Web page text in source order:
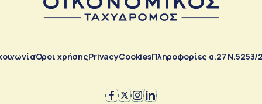
Όροι χρήσηςPrivacyCookiesΠληροφορίες α.27 Ν.5253/